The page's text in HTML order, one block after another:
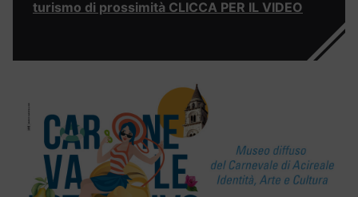
turismo di prossimità CLICCA PER IL VIDEO